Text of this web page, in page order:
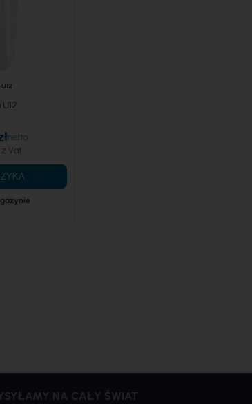
U12
U12
NA CAŁY ŚWIAT